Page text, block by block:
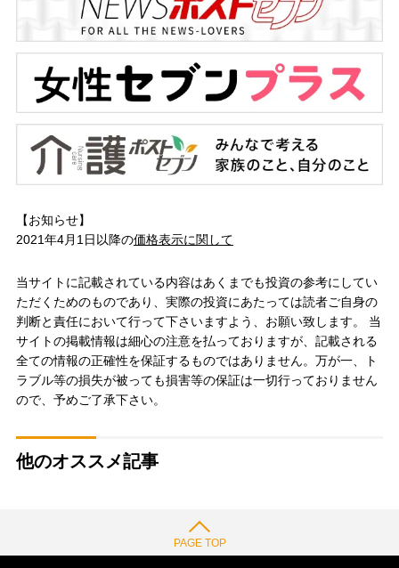
【お知らせ】
2021年4月1日以降の価格表示に関して
当サイトに記載されている内容はあくまでも投資の参考にしてい
ただくためのものであり、実際の投資にあたっては読者ご自身の
判断と責任において行って下さいますよう、お願い致します。 当
サイトの掲載情報は細心の注意を払っておりますが、記載される
全ての情報の正確性を保証するものではありません。万が一、ト
ラブル等の損失が被っても損害等の保証は一切行っておりません
ので、予めご了承下さい。
他のオススメ記事
PAGE TOP